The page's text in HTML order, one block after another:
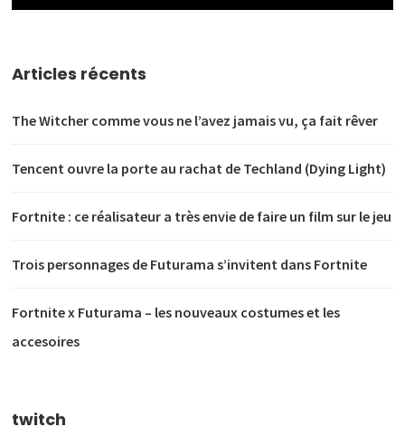
Articles récents
The Witcher comme vous ne l’avez jamais vu, ça fait rêver
Tencent ouvre la porte au rachat de Techland (Dying Light)
Fortnite : ce réalisateur a très envie de faire un film sur le jeu
Trois personnages de Futurama s’invitent dans Fortnite
Fortnite x Futurama – les nouveaux costumes et les
accesoires
twitch